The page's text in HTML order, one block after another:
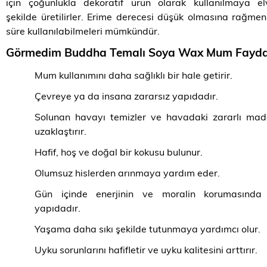
şekilde üretilirler. Erime derecesi düşük olmasına
süre kullanılabilmeleri mümkündür.
Görmedim Buddha Temalı Soya Wax Mum
Mum kullanımını daha sağlıklı bir hale getirir.
Çevreye ya da insana zararsız yapıdadır.
Solunan havayı temizler ve havadaki zararlı
uzaklaştırır.
Hafif, hoş ve doğal bir kokusu bulunur.
Olumsuz hislerden arınmaya yardım eder.
Gün içinde enerjinin ve moralin
yapıdadır.
Yaşama daha sıkı şekilde tutunmaya yardımcı olur.
Uyku sorunlarını hafifletir ve uyku kalitesini arttırır.